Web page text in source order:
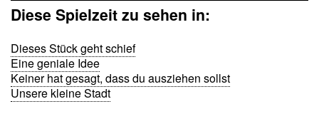
Diese Spielzeit zu sehen in:
Dieses Stück geht schief
Eine geniale Idee
Keiner hat gesagt, dass du ausziehen sollst
Unsere kleine Stadt